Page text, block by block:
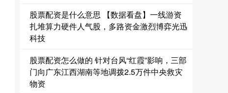
股票配资是什么意思 【数据看盘】一线游资
扎堆算力硬件人气股，多路资金激烈博弈光迅
科技
股票配资怎么做的 针对台风“红霞”影响，三部
门向广东江西湖南等地调拨2.5万件中央救灾
物资